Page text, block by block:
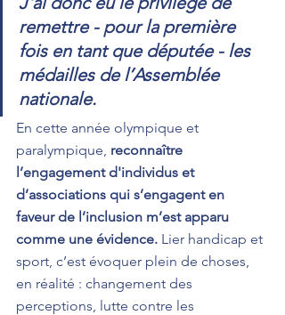
remettre - pour la première
fois en tant que députée - les
médailles de l’Assemblée
nationale.
En cette année olympique et
paralympique, reconnaître
l’engagement d'individus et
d’associations qui s’engagent en
faveur de l’inclusion m’est apparu
comme une évidence. Lier handicap et
sport, c’est évoquer plein de choses,
en réalité : changement des
perceptions, lutte contre les